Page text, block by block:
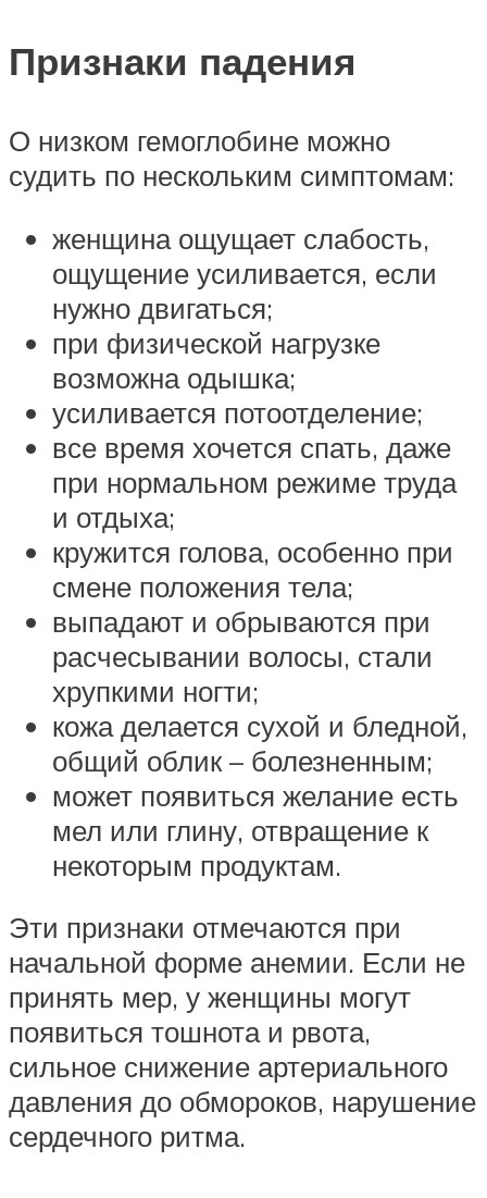
Признаки падения
О низком гемоглобине можно
судить по нескольким симптомам:
женщина ощущает слабость,
ощущение усиливается, если
нужно двигаться;
при физической нагрузке
возможна одышка;
усиливается потоотделение;
все время хочется спать, даже
при нормальном режиме труда
и отдыха;
кружится голова, особенно при
смене положения тела;
выпадают и обрываются при
расчесывании волосы, стали
хрупкими ногти;
кожа делается сухой и бледной,
общий облик – болезненным;
может появиться желание есть
мел или глину, отвращение к
некоторым продуктам.
Эти признаки отмечаются при
начальной форме анемии. Если не
принять мер, у женщины могут
появиться тошнота и рвота,
сильное снижение артериального
давления до обмороков, нарушение
сердечного ритма.